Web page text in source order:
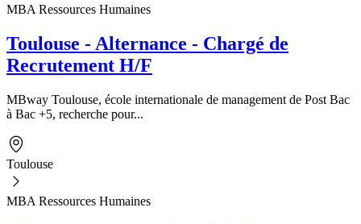
MBA Ressources Humaines
Toulouse - Alternance - Chargé de
Recrutement H/F
MBway Toulouse, école internationale de management de Post Bac
à Bac +5, recherche pour...
Toulouse
MBA Ressources Humaines